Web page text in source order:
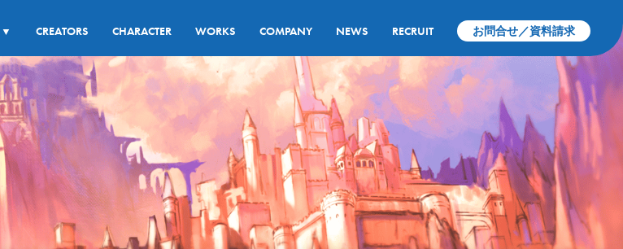
▼ CREATORS CHARACTER WORKS COMPANY NEWS RECRUIT お問合せ／資料請求